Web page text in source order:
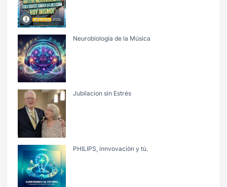
Neurobiología de la Música
Jubilacion sin Estrés
PHILIPS, innvovaciòn y tù.